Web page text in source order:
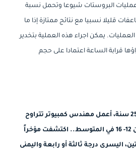
عمليات البروستات شيوعا وتحمل نسبة
قليلا نسبيا مع نتائج ممتازة إذا ما
يمكن اجراء هذه العملية بتخدير
قرابة الساعة اعتمادا على حجم
عبدالله يسأل….عمري 25 سنة، أعمل مهندس كمبيوتر تتراوح
فترة جلوسي اليومية ما بين 12- 16 في المتوسط.. اكتشفت مؤخراً
اليسرى درجة ثالثة أو رابعة واليمنى